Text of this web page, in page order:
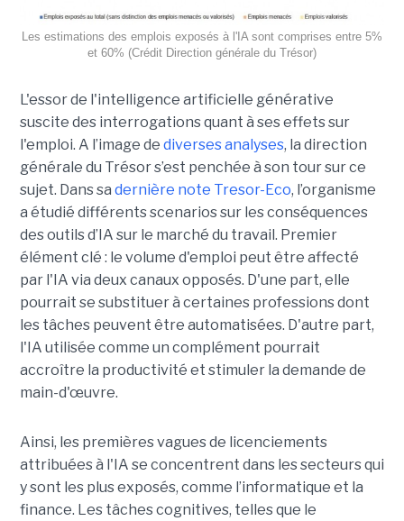
Les estimations des emplois exposés à l'IA sont comprises entre 5%
et 60% (Crédit Direction générale du Trésor)
L'essor de l'intelligence artificielle générative
suscite des interrogations quant à ses effets sur
l'emploi. A l’image de diverses analyses, la direction
générale du Trésor s’est penchée à son tour sur ce
sujet. Dans sa dernière note Tresor-Eco, l’organisme
a étudié différents scenarios sur les conséquences
des outils d’IA sur le marché du travail. Premier
élément clé : le volume d'emploi peut être affecté
par l'IA via deux canaux opposés. D'une part, elle
pourrait se substituer à certaines professions dont
les tâches peuvent être automatisées. D'autre part,
l'IA utilisée comme un complément pourrait
accroître la productivité et stimuler la demande de
main-d'œuvre.
Ainsi, les premières vagues de licenciements
attribuées à l'IA se concentrent dans les secteurs qui
y sont les plus exposés, comme l’informatique et la
finance. Les tâches cognitives, telles que le